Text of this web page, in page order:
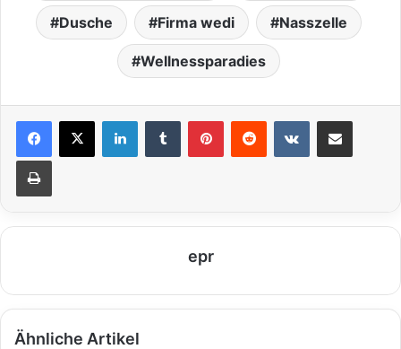
Dusche Firma wedi Nasszelle
Wellnessparadies
epr
Ähnliche Artikel